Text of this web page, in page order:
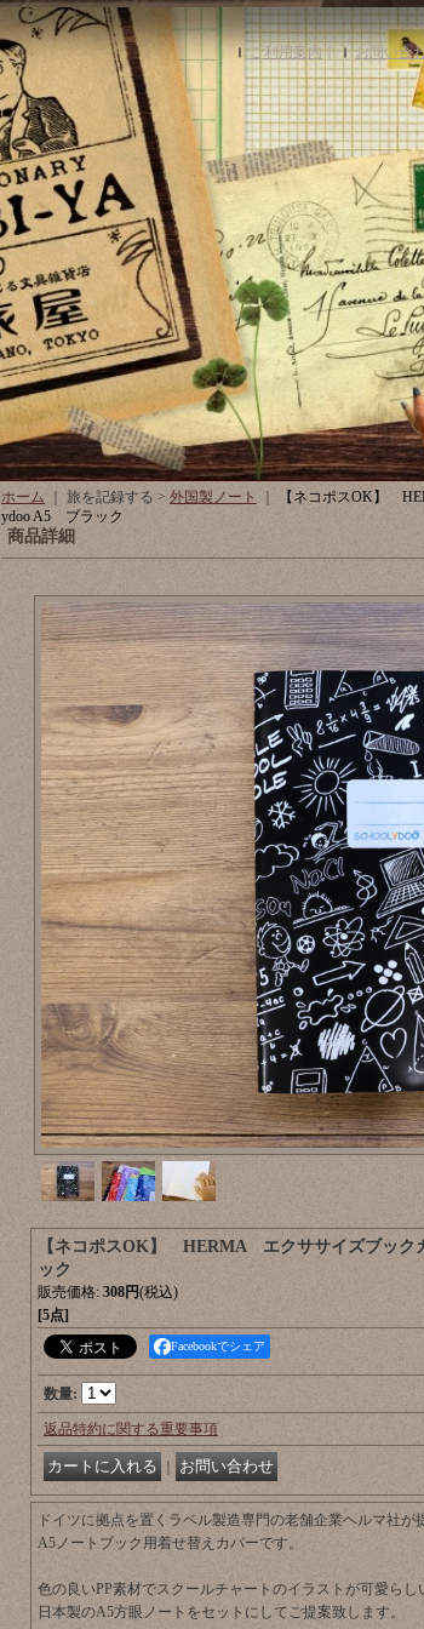
ご利用案内｜ お問い合
ホーム ｜ 旅を記録する > 外国製ノート ｜
【ネコポスOK】
ydoo A5 ブラック
商品詳細
【ネコポスOK】 HERMA エクササイズブック
ック
販売価格: 308円(税込)
[5点]
Facebookでシェア
数量:
返品特約に関する重要事項
ドイツに拠点を置くラベル製造専門の老舗企業ヘルマ社が
A5ノートブック用着せ替えカバーです。
色の良いPP素材でスクールチャートのイラストが可愛らし
日本製のA5方眼ノートをセットにしてご提案致します。